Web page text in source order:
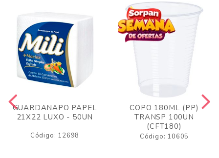
GUARDANAPO PAPEL
21X22 LUXO - 50UN
Código: 12698
COPO 180ML (PP)
TRANSP 100UN
(CFT180)
Código: 10605